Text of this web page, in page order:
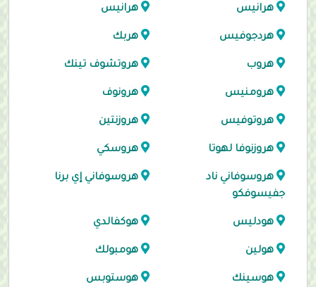
هرانيس هرانيس
هردجوفيس هربك
هروب هروتشوف تينك
هرومنيس هرونوف
هروتوفيس هروزنتين
هروزنوفا لهوتا هروسكي
هروسوفاني ناد
جفيسوفكو
هروسوفاني إي برنا
هودليس هوكفالدي
هولين هومبولك
هوسينك هوستوبس